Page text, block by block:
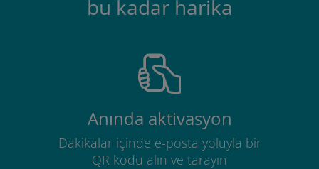
bu kadar harika
Anında aktivasyon
Dakikalar içinde e-posta yoluyla bir
QR kodu alın ve tarayın